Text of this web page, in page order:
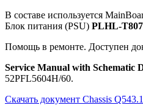
В составе используется
Блок питания (PSU) PLHL-
Помощь в ремонте. Доступен
Service Manual with Schematic
52PFL5604H/60.
Скачать документ Chassis